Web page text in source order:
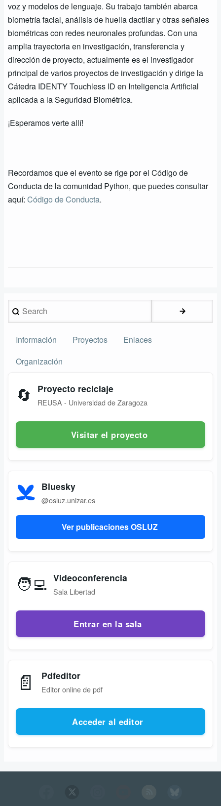
voz y modelos de lenguaje. Su trabajo también abarca
biometría facial, análisis de huella dactilar y otras señales
biométricas con redes neuronales profundas. Con una
amplia trayectoria en investigación, transferencia y
dirección de proyecto, actualmente es el investigador
principal de varios proyectos de investigación y dirige la
Cátedra IDENTY Touchless ID en Inteligencia Artificial
aplicada a la Seguridad Biométrica.
¡Esperamos verte allí!
Recordamos que el evento se rige por el Código de
Conducta de la comunidad Python, que puedes consultar
aquí: Código de Conducta.
Search
Secundario
Información Proyectos
Enlaces
Organización
🔄 Proyecto reciclaje
REUSA - Universidad de Zaragoza
Visitar el proyecto
Bluesky
@osluz.unizar.es
Ver publicaciones OSLUZ
🧑‍💻 Videoconferencia
Sala Libertad
Entrar en la sala
📄 Pdfeditor
Editor online de pdf
Acceder al editor